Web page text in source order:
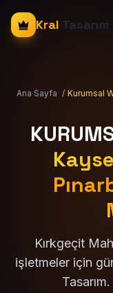
Kral Tasarım
Ana Sayfa / Kurumsal
Kırkgeçit
işletmeler için